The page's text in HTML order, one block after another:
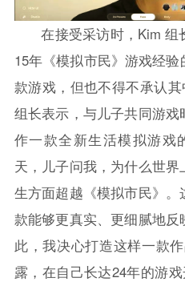
在接受采访时，Kim
15年《模拟市民》游戏经
款游戏，但也不得不承认
组长表示，与儿子共同游
作一款全新生活模拟游戏
天，儿子问我，为什么世
生方面超越《模拟市民》
款能够更真实、更细腻地
此，我决心打造这样一款
露，在自己长达24年的游